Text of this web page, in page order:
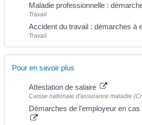
Maladie professionnelle :
Travail
Accident du travail : démarches à
Travail
Pour en savoir plus
Attestation de salaire
Caisse nationale d'assurance maladie
Démarches de l'employeur en